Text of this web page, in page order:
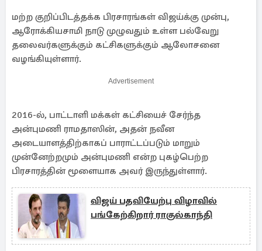
மற்ற குறிப்பிடத்தக்க பிரசாரங்கள் விஜய்க்கு முன்பு,
ஆரோக்கியசாமி நாடு முழுவதும் உள்ள பல்வேறு
தலைவர்களுக்கும் கட்சிகளுக்கும் ஆலோசனை
வழங்கியுள்ளார்.
Advertisement
2016-ல், பாட்டாளி மக்கள் கட்சியைச் சேர்ந்த
அன்புமணி ராமதாஸின், அதன் நவீன
அடையாளத்திற்காகப் பாராட்டப்படும் மாறும்
முன்னேற்றமும் அன்புமணி என்ற புகழ்பெற்ற
பிரசாரத்தின் மூளையாக அவர் இருந்துள்ளார்.
விஜய் பதவியேற்பு விழாவில்
பங்கேற்கிறார் ராகுல்காந்தி